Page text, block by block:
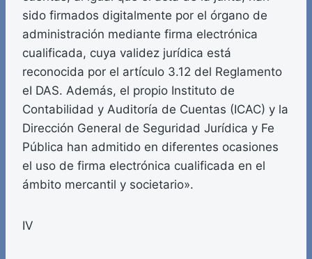
sido firmados digitalmente por el órgano de
administración mediante firma electrónica
cualificada, cuya validez jurídica está
reconocida por el artículo 3.12 del Reglamento
eI DAS. Además, el propio Instituto de
Contabilidad y Auditoría de Cuentas (ICAC) y la
Dirección General de Seguridad Jurídica y Fe
Pública han admitido en diferentes ocasiones
el uso de firma electrónica cualificada en el
ámbito mercantil y societario».
IV